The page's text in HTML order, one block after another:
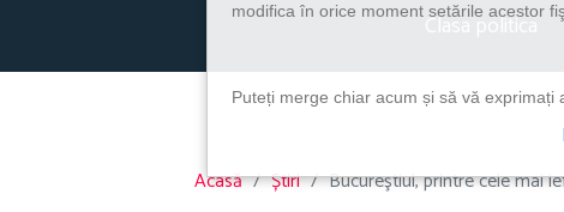
Clasa politica
Acasă Știri Bucureştiul, printre cele mai
modifica în orice moment setările acestor
Puteți merge chiar acum și să vă exprimați